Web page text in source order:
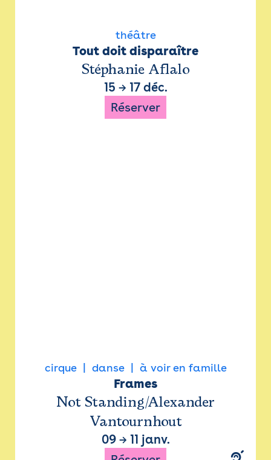
théâtre
Tout doit disparaître
Stéphanie Aflalo
15 → 17 déc.
Réserver
cirque danse à voir en famille
Frames
Not Standing/Alexander
Vantournhout
09→ 11 janv.